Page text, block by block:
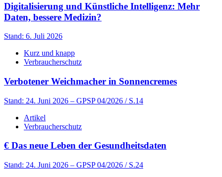
Digitalisierung und Künstliche Intelligenz: Mehr
Daten, bessere Medizin?
Stand: 6. Juli 2026
Kurz und knapp
Verbraucherschutz
Verbotener Weichmacher in Sonnencremes
Stand: 24. Juni 2026 – GPSP 04/2026 / S.14
Artikel
Verbraucherschutz
€ Das neue Leben der Gesundheitsdaten
Stand: 24. Juni 2026 – GPSP 04/2026 / S.24